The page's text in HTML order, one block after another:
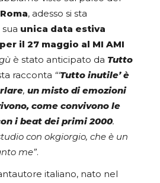
, adesso si sta
unica data estiva
per il 27 maggio al MI AMI
è stato anticipato da Tutto
racconta “‘Tutto inutile’ è
, un misto di emozioni
come convivono le
i beat dei primi 2000.
con okgiorgio, che è un
me”.
italiano, nato nel